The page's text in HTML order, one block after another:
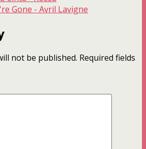
Gone - Avril Lavigne
not be published. Required fields